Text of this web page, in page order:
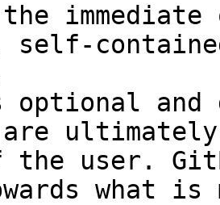
self-
and
are
the user.
what